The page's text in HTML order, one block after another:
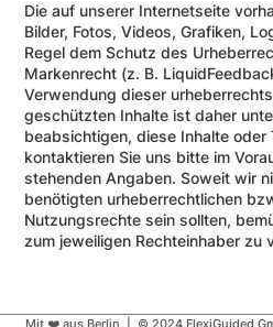
Die auf unserer Internet­seite
Bilder, Fotos, Videos, Grafiken,
Regel dem Schutz des
Markenrecht (z. B.
Verwendung dieser
geschützten Inhalte ist daher
beabsichtigen, diese Inhalte oder
kontaktieren Sie uns bitte im
stehenden Angaben. Soweit wir
benötigten urheber­rechtlichen
Nutzungs­rechte sein sollten,
zum jeweiligen Rechteinhaber zu
Mit ❤️ aus Berlin | © 2024 FlexiGuided